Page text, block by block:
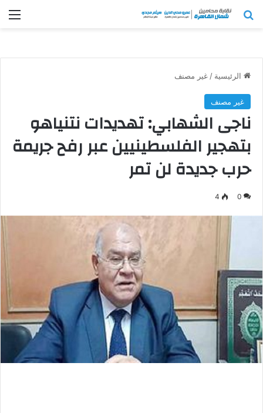
بحث عن
الرئيسية / غير مصنف
غير مصنف
ناجى الشهابي: تهديدات نتنياهو
بتهجير الفلسطينيين عبر رفح جريمة
حرب جديدة لن تمر
0
4